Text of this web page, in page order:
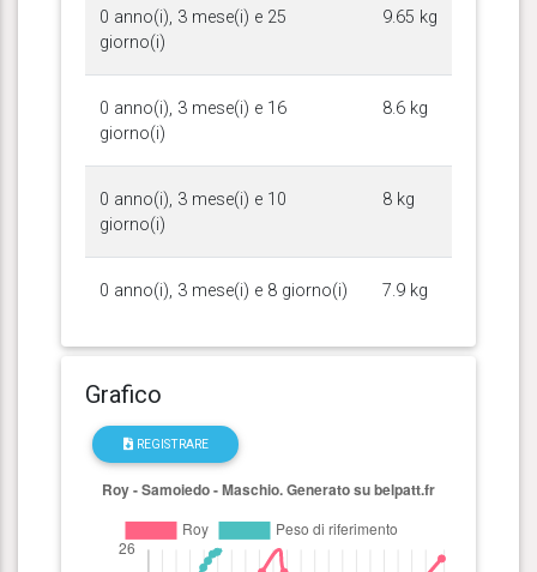
0 anno(i), 3 mese(i) e 25
giorno(i)
9.65 kg
0 anno(i), 3 mese(i) e 16
giorno(i)
8.6 kg
0 anno(i), 3 mese(i) e 10
giorno(i)
8 kg
0 anno(i), 3 mese(i) e 8 giorno(i) 7.9 kg
Grafico
REGISTRARE